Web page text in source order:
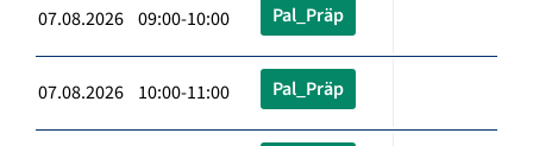
07.08.2026 09:00-10:00 Pal_Präp
07.08.2026 10:00-11:00 Pal_Präp